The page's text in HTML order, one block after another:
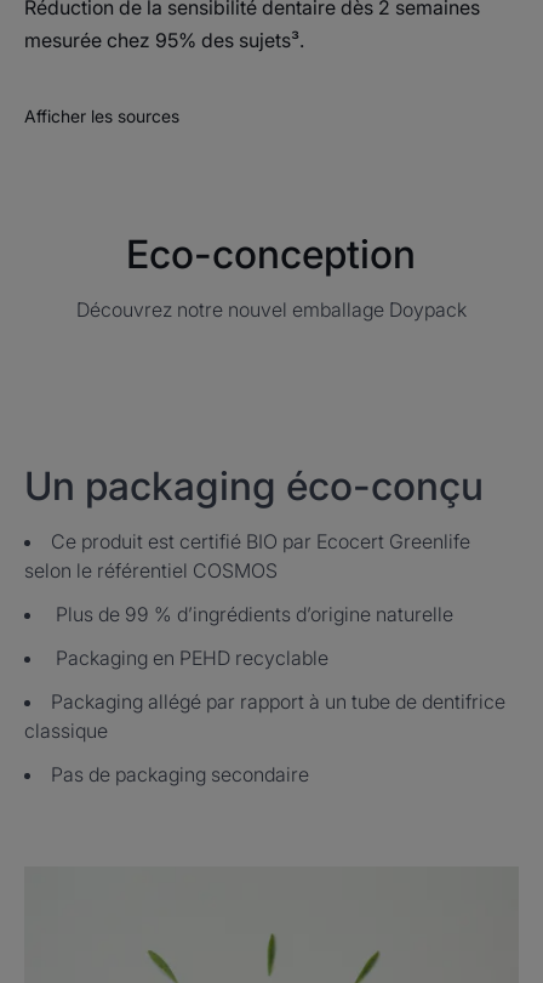
Réduction de la sensibilité dentaire dès 2 semaines
mesurée chez 95% des sujets³.
Afficher les sources
Eco-conception
Découvrez notre nouvel emballage Doypack
Un packaging éco-conçu
Ce produit est certifié BIO par Ecocert Greenlife
selon le référentiel COSMOS
Plus de 99 % d’ingrédients d’origine naturelle​
Packaging en PEHD recyclable​
Packaging allégé par rapport à un tube de dentifrice
classique​
Pas de packaging secondaire